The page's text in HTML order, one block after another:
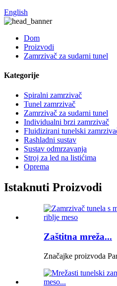
English
Dom
Proizvodi
Zamrzivač za sudarni tunel
Kategorije
Spiralni zamrzivač
Tunel zamrzivač
Zamrzivač za sudarni tunel
Individualni brzi zamrzivač
Fluidizirani tunelski
Rashladni sustav
Sustav odmrzavanja
Stroj za led na listićima
Oprema
Istaknuti Proizvodi
Zaštitna mreža...
Značajke proizvoda